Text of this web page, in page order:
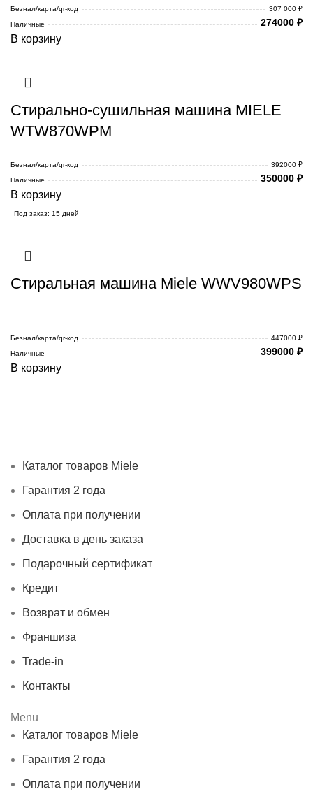
Безнал/карта/qr-код
307 000 ₽
Наличные
274000 ₽
В корзину
Стирально-сушильная машина MIELE
WTW870WPM
Безнал/карта/qr-код
392000 ₽
Наличные
350000 ₽
В корзину
Под заказ: 15 дней
Стиральная машина Miele WWV980WPS
Безнал/карта/qr-код
447000 ₽
Наличные
399000 ₽
В корзину
Каталог товаров Miele
Гарантия 2 года
Оплата при получении
Доставка в день заказа
Подарочный сертификат
Кредит
Возврат и обмен
Франшиза
Trade-in
Контакты
Menu
Каталог товаров Miele
Гарантия 2 года
Оплата при получении